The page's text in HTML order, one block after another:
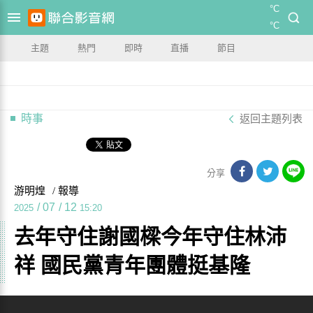
°C
°C
主題 熱門 即時 直播 節目
時事 返回主題列表
分享
游明煌 / 報導
2025 / 07 / 12 15:20
去年守住謝國樑今年守住林沛
祥 國民黨青年團體挺基隆